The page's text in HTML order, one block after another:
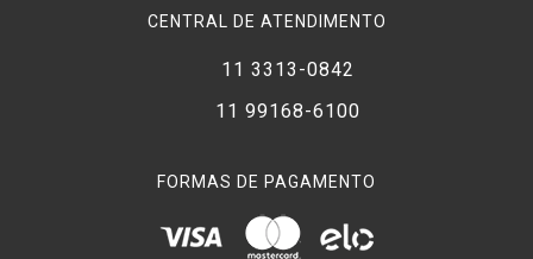
CENTRAL DE ATENDIMENTO
11 3313-0842
11 99168-6100
FORMAS DE PAGAMENTO